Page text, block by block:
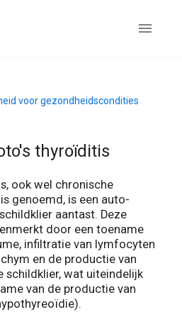
voor gezondheidscondities
thyroïditis
ook wel chronische
genoemd, is een auto-
aantast. Deze
door een toename
infiltratie van lymfocyten
en de productie van
schildklier, wat uiteindelijk
van de productie van